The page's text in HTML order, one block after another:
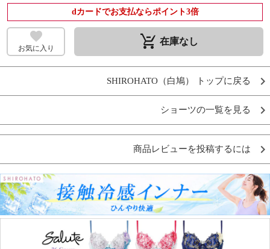
dカードでお支払ならポイント3倍
お気に入り remove_shopping_cart 在庫なし
SHIROHATO（白鳩） トップに戻る
ショーツの一覧を見る
商品レビューを投稿するには